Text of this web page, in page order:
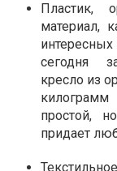
Пластик,
материал,
сегодня
кресло из
простой,
придает